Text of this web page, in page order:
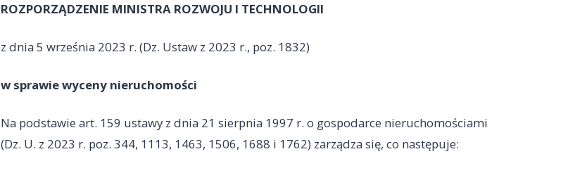
ROZPORZĄDZENIE MINISTRA ROZWOJU I TECHNOLOGII
z dnia 5 września 2023 r. (Dz. Ustaw z 2023 r., poz. 1832)
w sprawie wyceny nieruchomości
Na podstawie art. 159 ustawy z dnia 21 sierpnia 1997 r. o gospodarce nieruchomościami
(Dz. U. z 2023 r. poz. 344, 1113, 1463, 1506, 1688 i 1762) zarządza się, co następuje: